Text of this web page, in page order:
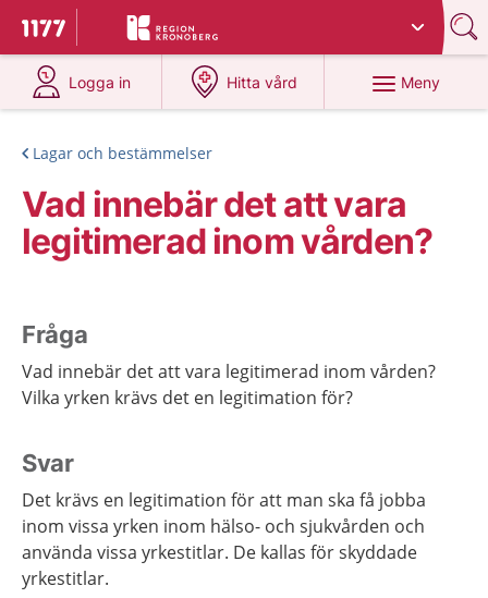
Till startsidan för 1177
Du har valt region
Logga in
på 1177.se
Hitta vård
på 1177.se
Meny
Lagar och bestämmelser
Vad innebär det att vara
legitimerad inom vården?
Fråga
Vad innebär det att vara legitimerad inom vården?
Vilka yrken krävs det en legitimation för?
Svar
Det krävs en legitimation för att man ska få jobba
inom vissa yrken inom hälso- och sjukvården och
använda vissa yrkestitlar. De kallas för skyddade
yrkestitlar.